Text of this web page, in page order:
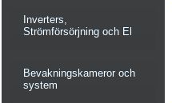
Inverters,
Strömförsörjning och El
Bevakningskameror och
system